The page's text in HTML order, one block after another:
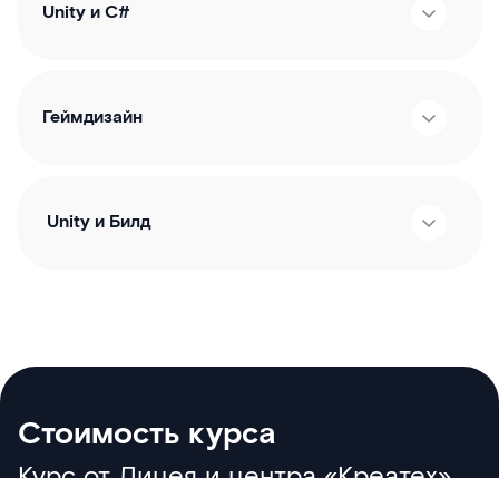
Unity и С#
Геймдизайн
Unity и Билд
Стоимость курса